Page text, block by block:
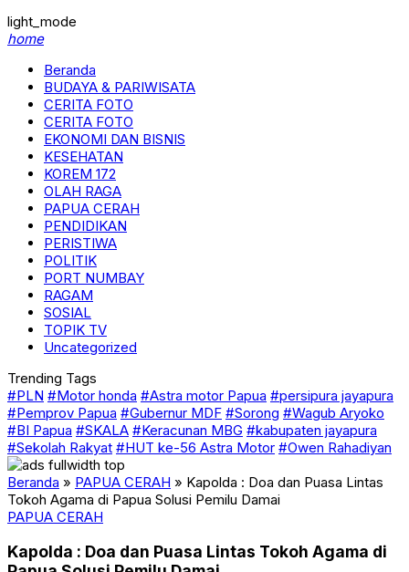
light_mode
home
Beranda
BUDAYA & PARIWISATA
CERITA FOTO
CERITA FOTO
EKONOMI DAN BISNIS
KESEHATAN
KOREM 172
OLAH RAGA
PAPUA CERAH
PENDIDIKAN
PERISTIWA
POLITIK
PORT NUMBAY
RAGAM
SOSIAL
TOPIK TV
Uncategorized
Trending Tags
#PLN #Motor honda #Astra motor Papua #persipura jayapura
#Pemprov Papua #Gubernur MDF #Sorong #Wagub Aryoko
#BI Papua #SKALA #Keracunan MBG #kabupaten jayapura
#Sekolah Rakyat #HUT ke-56 Astra Motor #Owen Rahadiyan
Beranda » PAPUA CERAH » Kapolda : Doa dan Puasa Lintas
Tokoh Agama di Papua Solusi Pemilu Damai
PAPUA CERAH
Kapolda : Doa dan Puasa Lintas Tokoh Agama di